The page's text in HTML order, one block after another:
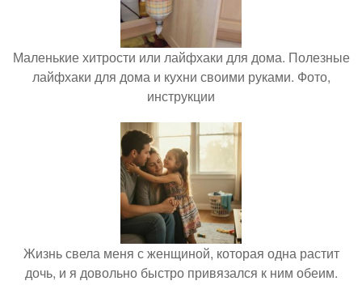
Маленькие хитрости или лайфхаки для дома. Полезные
лайфхаки для дома и кухни своими руками. Фото,
инструкции
Жизнь свела меня с женщиной, которая одна растит
дочь, и я довольно быстро привязался к ним обеим.